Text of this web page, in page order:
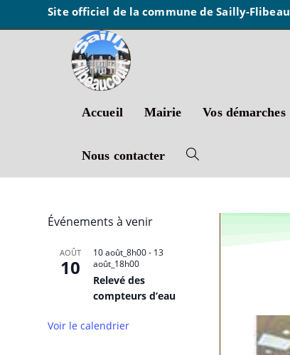
Site officiel de la commune de Sailly-
Accueil Mairie Vos démarches
Nous contacter
Événements à venir
AOÛT
10
10 août_8h00- 13
août_18h00
Relevé des
compteurs d’eau
Voir le calendrier